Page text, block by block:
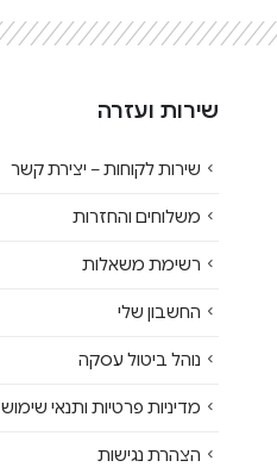
שירות ועזרה
שירות לקוחות – יצירת קשר
משלוחים והחזרות
רשימת משאלות
החשבון שלי
נוהל ביטול עסקה
מדיניות פרטיות ותנאי שימוש
הצהרת נגישות